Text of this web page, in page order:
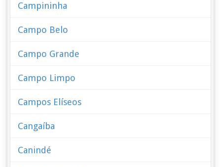
Campininha
Campo Belo
Campo Grande
Campo Limpo
Campos Elíseos
Cangaíba
Canindé